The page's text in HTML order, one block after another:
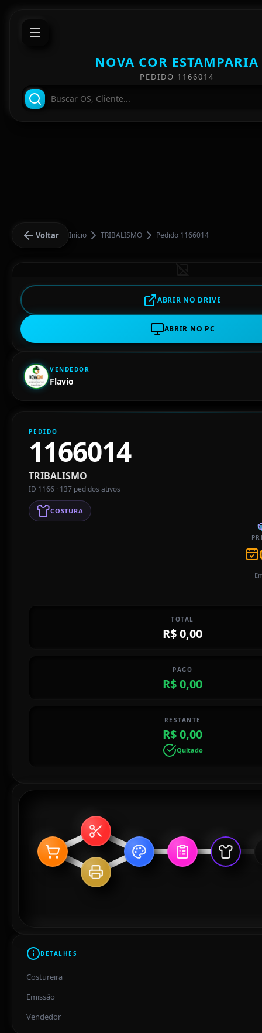
NOVA COR ESTAMPARIA
PEDIDO 1166014
Voltar Início TRIBALISMO Pedido 1166014
ABRIR NO DRIVE
ABRIR NO PC
VENDEDOR
Flavio
PEDIDO
1166014
TRIBALISMO
ID 1166 · 137 pedidos ativos
COSTURA
TOTAL
R$ 0,00
PAGO
R$ 0,00
RESTANTE
R$ 0,00
Quitado
DETALHES
Costureira
Emissão
Vendedor